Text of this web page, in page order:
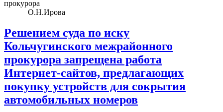
прокурора
О.Н.Ирова
Решением суда по иску
Кольчугинского межрайонного
прокурора запрещена работа
Интернет-сайтов, предлагающих
покупку устройств для сокрытия
автомобильных номеров